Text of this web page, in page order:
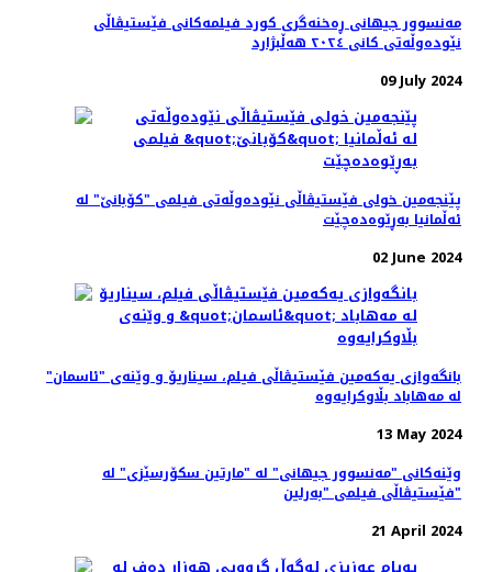
مەنسوور جیهانی ڕه‌خنه‌گری کورد فیلمه‌کانی فێستیڤاڵی
نێوده‌وڵه‌تی کانی ٢٠٢٤ هه‌ڵبژارد
09 July 2024
پێنجەمین خولی فێستیڤاڵی نێودەوڵەتی فیلمی "کۆبانێ" لە
ئەڵمانیا بەڕێوەده‌چێت
02 June 2024
بانگەوازی یەکەمین فێستیڤاڵی فیلم، سیناریۆ و وێنه‌ی "ئاسمان"
لە مەهاباد بڵاوکرایەوە
13 May 2024
وێنەکانی "مەنسوور جیهانی" له‌ "مارتین سکۆرسێزی" لە
فێستیڤاڵی فیلمی "بەرلین"
21 April 2024